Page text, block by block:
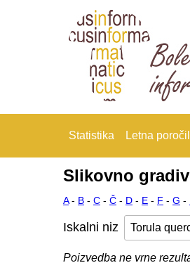
Statistika Letna
Slikovno
A- B - C - Č - D - E - F - G -
Iskalni niz
Poizvedba ne vrne